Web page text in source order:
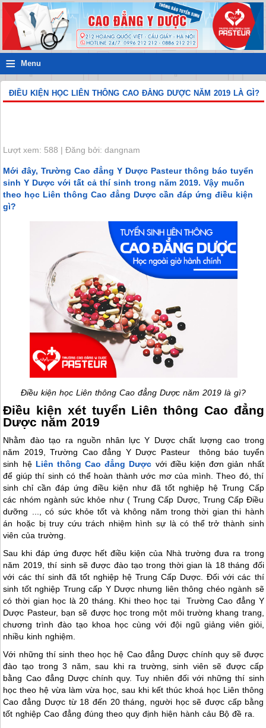
≡ Menu
ĐIỀU KIỆN HỌC LIÊN THÔNG CAO ĐẲNG DƯỢC NĂM 2019 LÀ GÌ?
Lượt xem: 588 | Đăng bởi: dangnam
Mới đây, Trường Cao đẳng Y Dược Pasteur thông báo tuyển
sinh Y Dược với tất cả thí sinh trong năm 2019. Vậy muốn
theo học Liên thông Cao đẳng Dược cần đáp ứng điều kiện
gì?
Điều kiện học Liên thông Cao đẳng Dược năm 2019 là gì?
Điều kiện xét tuyển Liên thông Cao đẳng
Dược năm 2019
Nhằm đào tạo ra nguồn nhân lực Y Dược chất lượng cao trong
năm 2019, Trường Cao đẳng Y Dược Pasteur thông báo tuyển
sinh hệ Liên thông Cao đẳng Dược với điều kiện đơn giản nhất
để giúp thí sinh có thể hoàn thành ước mơ của mình. Theo đó, thí
sinh chỉ cần đáp ứng điều kiện như đã tốt nghiệp hệ Trung Cấp
các nhóm ngành sức khỏe như ( Trung Cấp Dược, Trung Cấp Điều
dưỡng ..., có sức khỏe tốt và không năm trong thời gian thi hành
án hoặc bị truy cứu trách nhiệm hình sự là có thể trở thành sinh
viên của trường.
Sau khi đáp ứng được hết điều kiện của Nhà trường đưa ra trong
năm 2019, thí sinh sẽ được đào tạo trong thời gian là 18 tháng đối
với các thí sinh đã tốt nghiệp hệ Trung Cấp Dược. Đối với các thí
sinh tốt nghiệp Trung cấp Y Dược nhưng liên thông chéo ngành sẽ
có thời gian học là 20 tháng. Khi theo học tại Trường Cao đẳng Y
Dược Pasteur, bạn sẽ được học trong một môi trường khang trang,
chương trình đào tạo khoa học cùng với đội ngũ giảng viên giỏi,
nhiều kinh nghiệm.
Với những thí sinh theo học hệ Cao đẳng Dược chính quy sẽ được
đào tạo trong 3 năm, sau khi ra trường, sinh viên sẽ được cấp
bằng Cao đẳng Dược chính quy. Tuy nhiên đối với những thí sinh
học theo hệ vừa làm vừa học, sau khi kết thúc khoá học Liên thông
Cao đẳng Dược từ 18 đến 20 tháng, người học sẽ được cấp bằng
tốt nghiệp Cao đẳng đúng theo quy định hiện hành cảu Bộ đề ra.